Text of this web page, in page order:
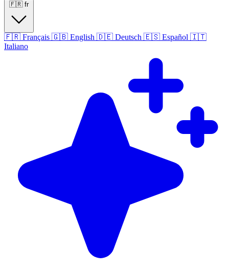
🇫🇷 fr
🇫🇷 Français 🇬🇧 English 🇩🇪 Deutsch 🇪🇸 Español 🇮🇹
Italiano